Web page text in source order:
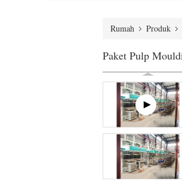
Rumah Produk
Paket Pulp